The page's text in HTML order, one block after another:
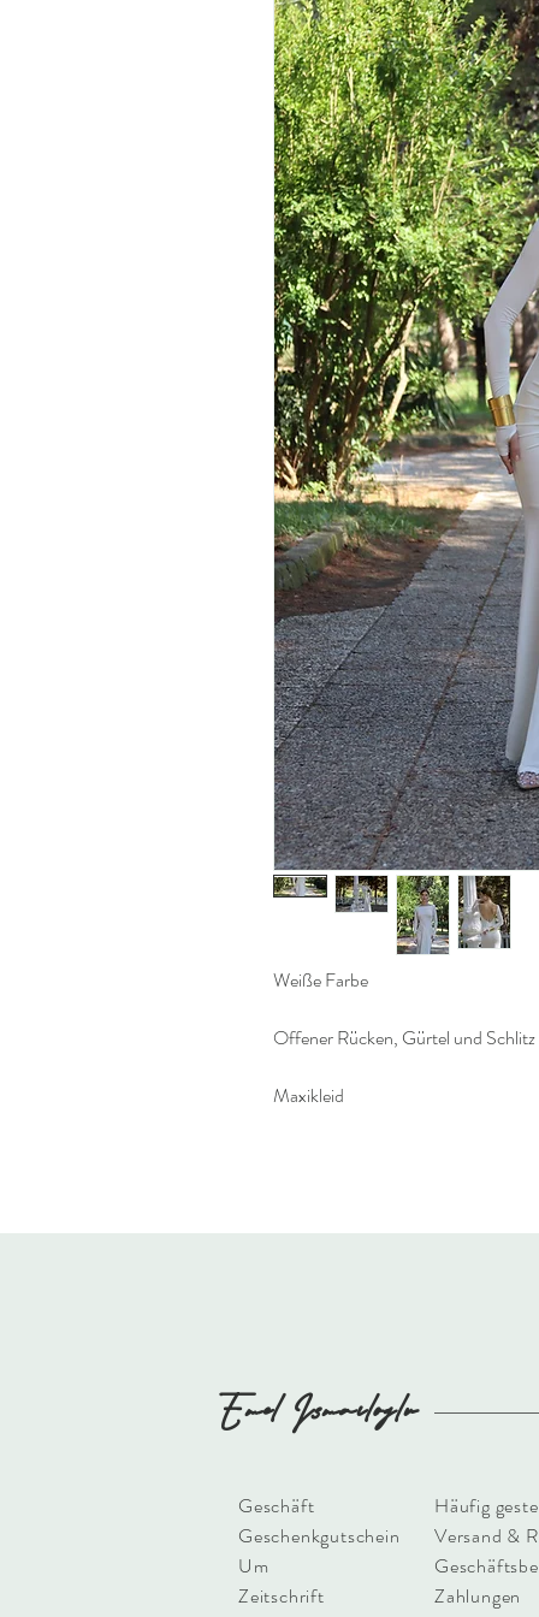
Weiße Farbe
Offener Rücken, Gürtel und
Maxikleid
Emel Ismailoglu
Geschäft
Geschenkgutschein
Um
Zeitschrift
Häufig
Versand &
Zahlungen